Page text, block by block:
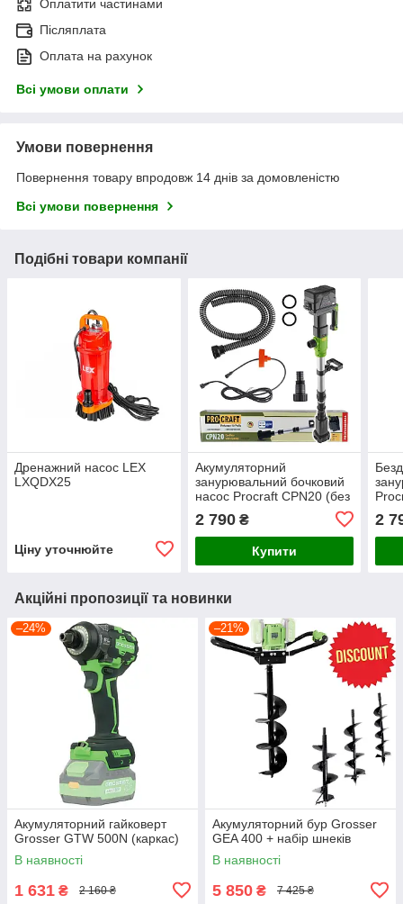
Оплатити частинами
Післяплата
Оплата на рахунок
Всі умови оплати
Умови повернення
Повернення товару впродовж 14 днів за домовленістю
Всі умови повернення
Подібні товари компанії
Дренажний насос LEX
LXQDX25
Ціну уточнюйте
Акумуляторний
занурювальний бочковий
насос Procraft CPN20 (без
2 790₴
Купити
2
Акційні пропозиції та новинки
–24%
Акумуляторний гайковерт
Grosser GTW 500N (каркас)
В наявності
1 631 ₴ 2 160 ₴
–21%
Акумуляторний бур Grosser
GEA 400 + набір шнеків
В наявності
5 850 ₴ 7 425 ₴